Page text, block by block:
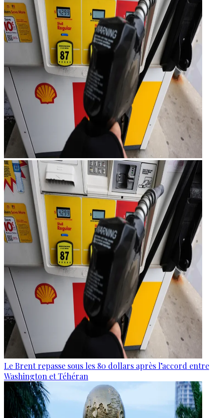
Le Brent repasse sous les 80 dollars après l’accord entre
Washington et Téhéran